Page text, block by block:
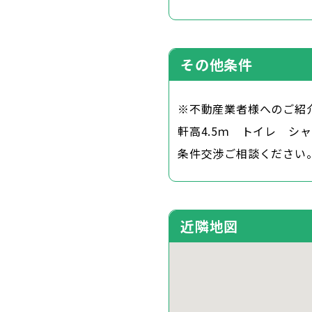
その他条件
※不動産業者様へのご紹
軒高4.5ｍ トイレ シャ
条件交渉ご相談ください。
近隣地図